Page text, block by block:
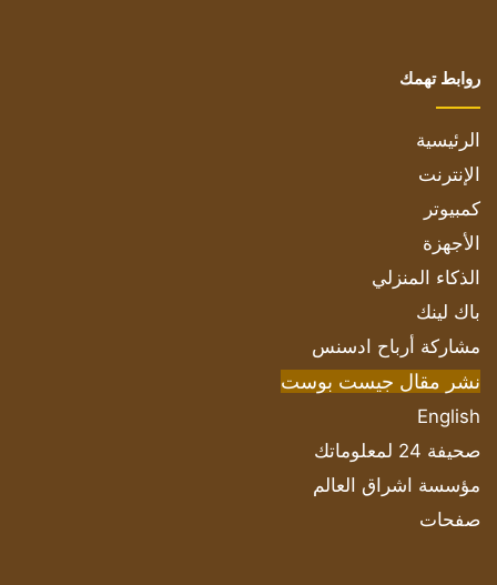
روابط تهمك
الرئيسية
الإنترنت
كمبيوتر
الأجهزة
الذكاء المنزلي
باك لينك
مشاركة أرباح ادسنس
نشر مقال جيست بوست
English
صحيفة 24 لمعلوماتك
مؤسسة اشراق العالم
صفحات